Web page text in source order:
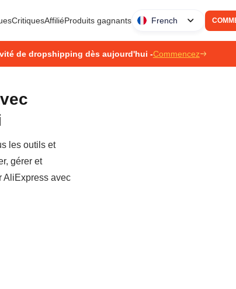
CritiquesAffiliéProduits gagnants French
de dropshipping dès aujourd'hui -Commencez
les outils et
gérer et
AliExpress avec